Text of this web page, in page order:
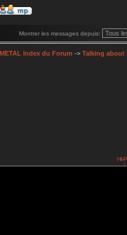
Montrer les messages depuis:
Index du Forum -> Talking about